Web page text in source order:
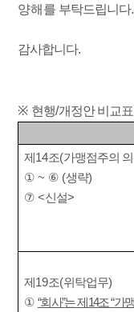
양해를 부탁드립니다.
감사합니다.
※ 현행/개정안 비교표
제 14조(가맹점주의
① ~ ⑥ (생략)
⑦ <신설>
제 19조(위탁업무)
① “회사”는 제 14조“가